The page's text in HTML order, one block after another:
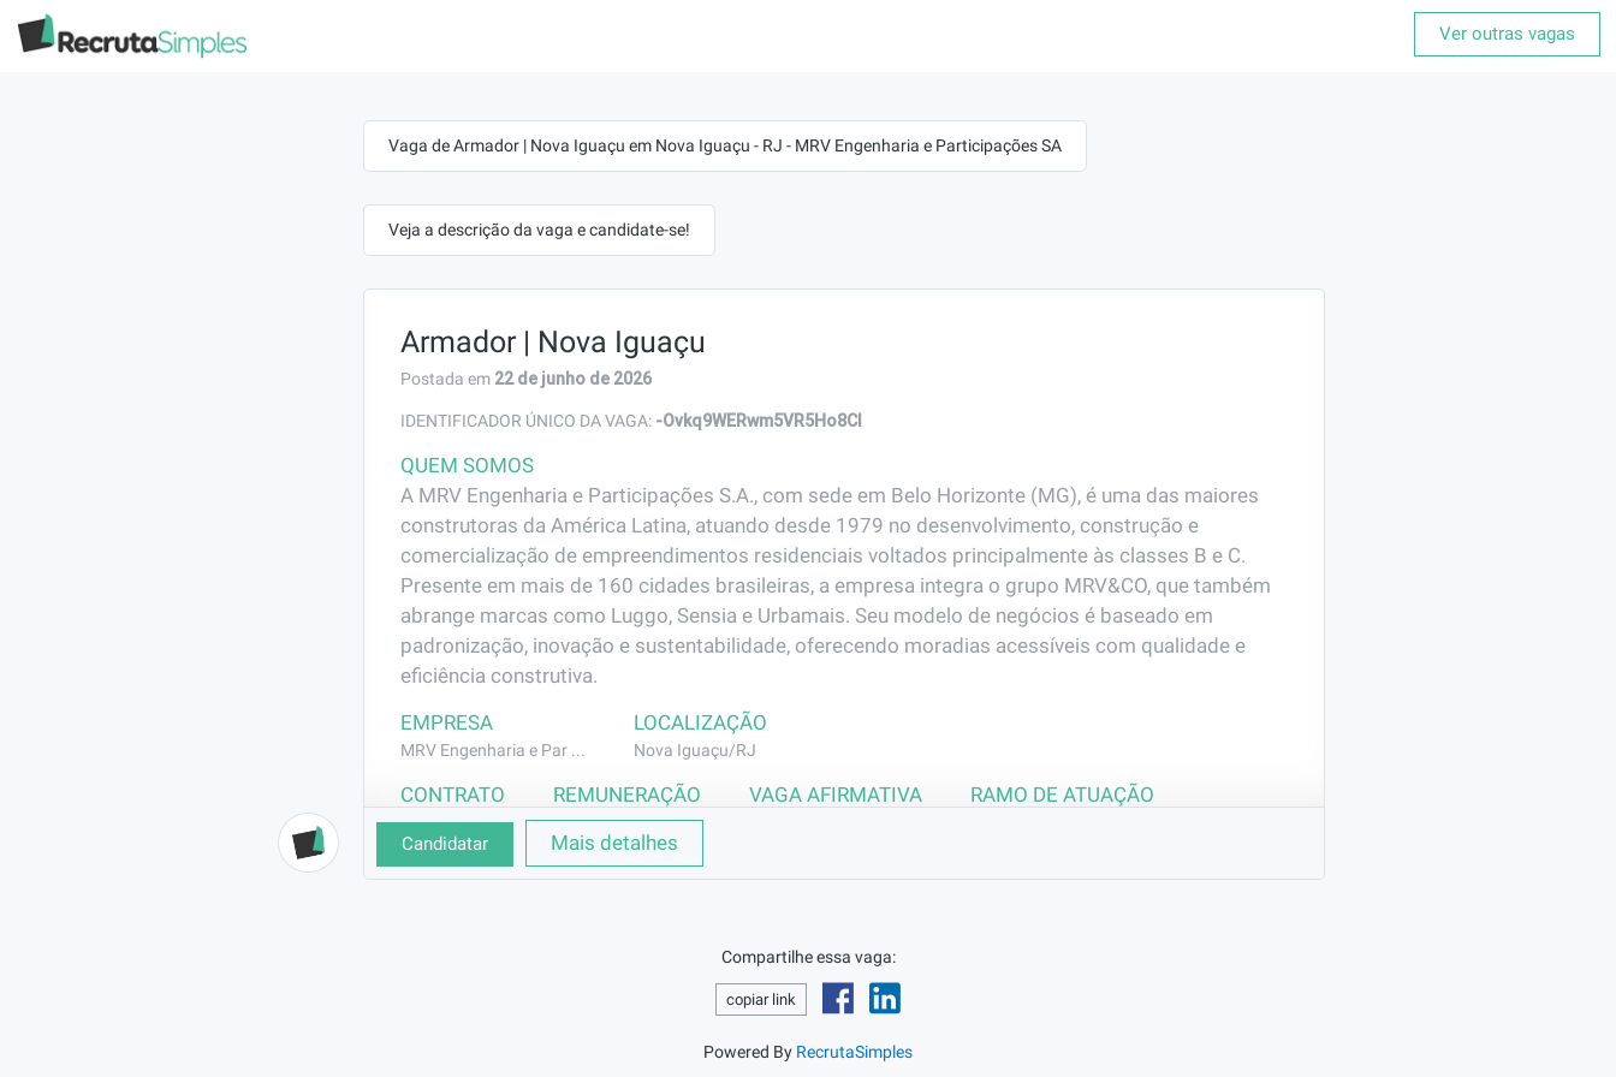
Ver outras vagas
Vaga de Armador | Nova Iguaçu em Nova Iguaçu - RJ - MRV Engenharia e Participações SA
Veja a descrição da vaga e candidate-se!
Armador | Nova Iguaçu
Postada em 22 de junho de 2026
IDENTIFICADOR ÚNICO DA VAGA: -Ovkq9WERwm5VR5Ho8Cl
QUEM SOMOS
A MRV Engenharia e Participações S.A., com sede em Belo Horizonte (MG), é uma das maiores
construtoras da América Latina, atuando desde 1979 no desenvolvimento, construção e
comercialização de empreendimentos residenciais voltados principalmente às classes B e C.
Presente em mais de 160 cidades brasileiras, a empresa integra o grupo MRV&CO, que também
abrange marcas como Luggo, Sensia e Urbamais. Seu modelo de negócios é baseado em
padronização, inovação e sustentabilidade, oferecendo moradias acessíveis com qualidade e
eficiência construtiva.
EMPRESA
MRV Engenharia e Par ...
LOCALIZAÇÃO
Nova Iguaçu/RJ
CONTRATO
CLT (Efetivo)
REMUNERAÇÃO
R$2854,34
VAGA AFIRMATIVA RAMO DE ATUAÇÃO
BENEFÍCIOS
Fazer leitura do Projeto e executar armação conforme projeto. Montar viga e posicionar: Faz
Candidatar Mais detalhes
Compartilhe essa vaga:
copiar link
Powered By RecrutaSimples